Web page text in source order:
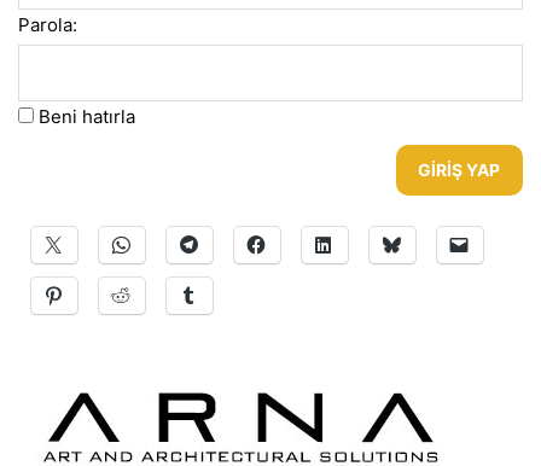
Parola:
Beni hatırla
GIRIŞ YAP